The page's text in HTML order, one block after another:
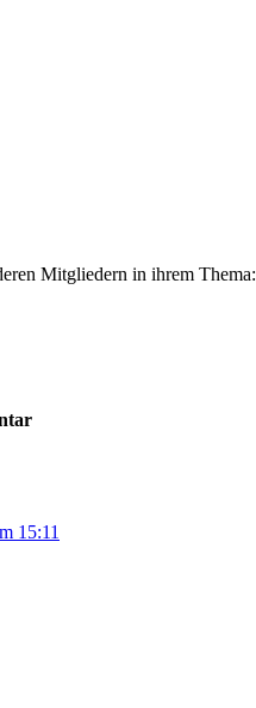
Mitgliedern in ihrem Thema:
15:11